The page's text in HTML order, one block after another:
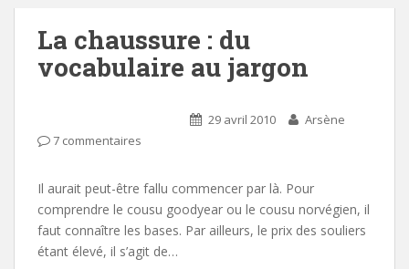
La chaussure : du
vocabulaire au jargon
29 avril 2010
Arsène
7 commentaires
Il aurait peut-être fallu commencer par là. Pour
comprendre le cousu goodyear ou le cousu norvégien, il
faut connaître les bases. Par ailleurs, le prix des souliers
étant élevé, il s’agit de…